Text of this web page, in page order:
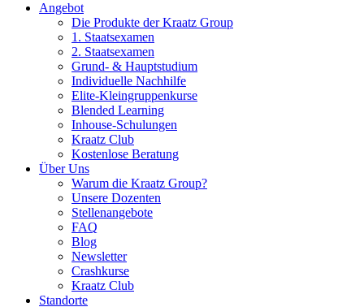
Angebot
Die Produkte der Kraatz Group
1. Staatsexamen
2. Staatsexamen
Grund- & Hauptstudium
Individuelle Nachhilfe
Elite-Kleingruppenkurse
Blended Learning
Inhouse-Schulungen
Kraatz Club
Kostenlose Beratung
Über Uns
Warum die Kraatz Group?
Unsere Dozenten
Stellenangebote
FAQ
Blog
Newsletter
Crashkurse
Kraatz Club
Standorte